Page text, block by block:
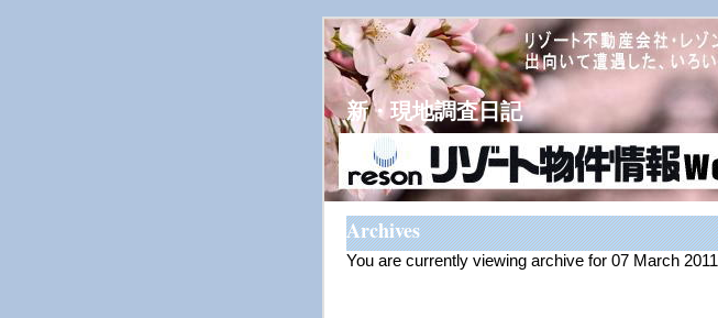
新・現地調査日記
Archives
You are currently viewing archive for 07 March 2011